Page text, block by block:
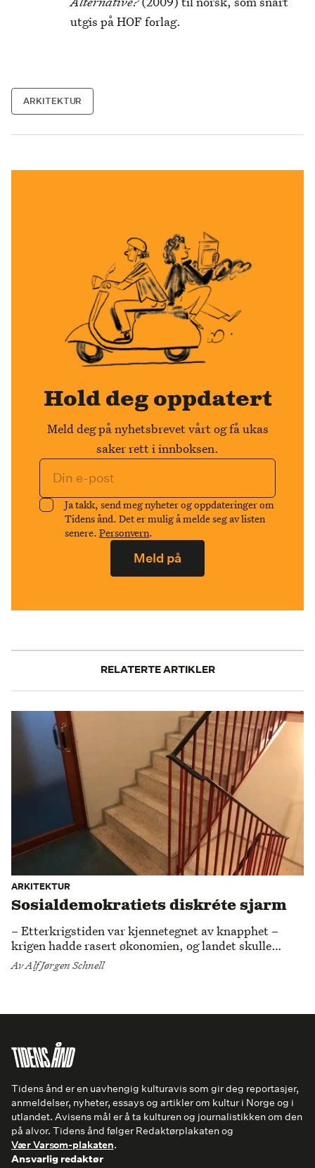
utgis på HOF forlag.
ARKITEKTUR
Hold deg oppdatert
Meld deg på nyhetsbrevet vårt og få ukas
saker rett i innboksen.
Ja takk, send meg nyheter og oppdateringer om
Tidens ånd. Det er mulig å melde seg av listen
senere. Personvern.
Meld på
RELATERTE ARTIKLER
ARKITEKTUR
Sosialdemokratiets diskréte sjarm
– Etterkrigstiden var kjennetegnet av knapphet –
krigen hadde rasert økonomien, og landet skulle
bygges rasjonelt opp igjen. Likevel klarte arkitektene
å trylle frem hverdagsmagi i trapper lagd i
AvAlf Jørgen Schnell
Tidens ånd er en uavhengig kulturavis som gir deg reportasjer,
anmeldelser, nyheter, essays og artikler om kultur i Norge og i
utlandet. Avisens mål er å ta kulturen og journalistikken om den
på alvor. Tidens ånd følger Redaktørplakaten og
Vær Varsom-plakaten.
Ansvarlig redaktør